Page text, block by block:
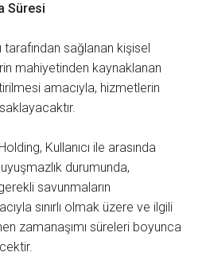
Süresi
tarafından sağlanan kişisel
mahiyetinden kaynaklanan
amacıyla, hizmetlerin
Kullanıcı ile arasında
durumunda,
savunmaların
sınırlı olmak üzere ve ilgili
zamanaşımı süreleri boyunca